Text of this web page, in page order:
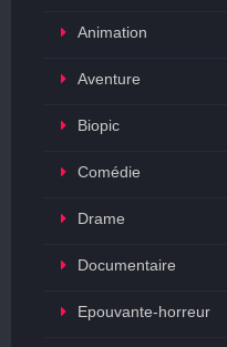
Animation
Aventure
Biopic
Comédie
Drame
Documentaire
Epouvante-horreur